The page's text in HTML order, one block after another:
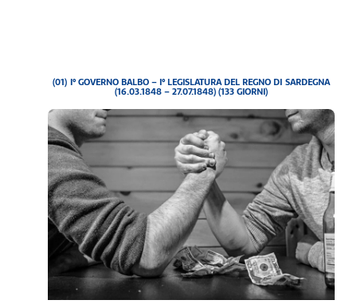
(01) I° GOVERNO BALBO – I° LEGISLATURA DEL REGNO DI SARDEGNA
(16.03.1848 – 27.07.1848) (133 GIORNI)